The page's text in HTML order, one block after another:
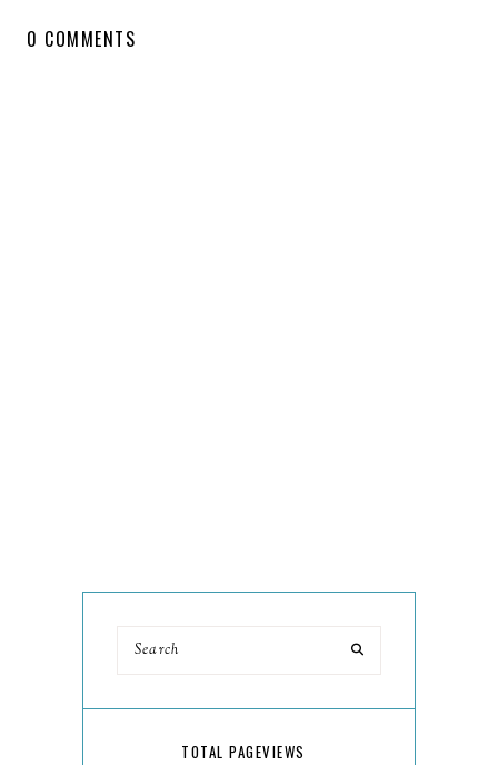
0 COMMENTS
TOTAL PAGEVIEWS